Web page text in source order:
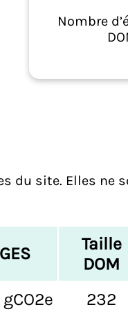
Nombre
du site. Elles ne
GES
Taille
DOM
gCO2e 232